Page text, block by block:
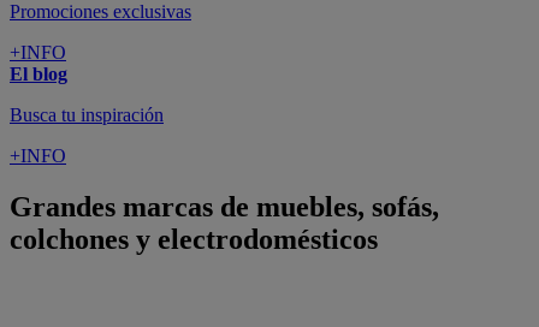
Promociones exclusivas
+INFO
El blog
Busca tu inspiración
+INFO
Grandes marcas de muebles, sofás,
colchones y electrodomésticos